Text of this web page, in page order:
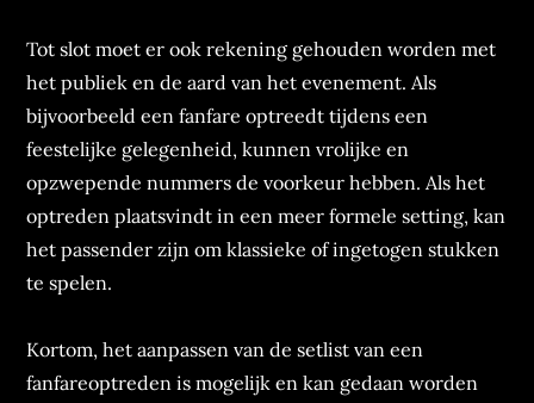
Tot slot moet er ook rekening gehouden worden met
het publiek en de aard van het evenement. Als
bijvoorbeeld een fanfare optreedt tijdens een
feestelijke gelegenheid, kunnen vrolijke en
opzwepende nummers de voorkeur hebben. Als het
optreden plaatsvindt in een meer formele setting, kan
het passender zijn om klassieke of ingetogen stukken
te spelen.
Kortom, het aanpassen van de setlist van een
fanfareoptreden is mogelijk en kan gedaan worden